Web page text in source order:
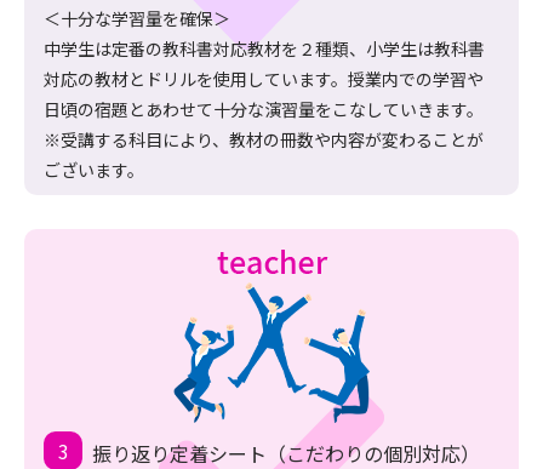
＜十分な学習量を確保＞
中学生は定番の教科書対応教材を２種類、小学生は教科書
対応の教材とドリルを使用しています。授業内での学習や
日頃の宿題とあわせて十分な演習量をこなしていきます。
※受講する科目により、教材の冊数や内容が変わることが
ございます。
振り返り定着シート（こだわりの個別対応）